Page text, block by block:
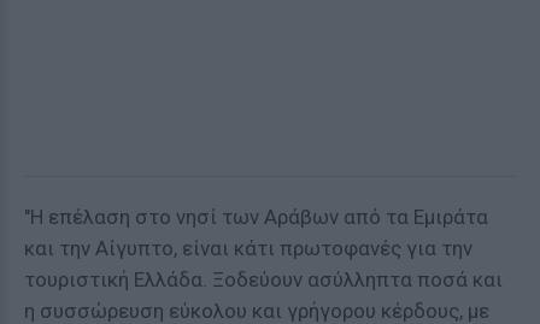
"Η επέλαση στο νησί των Αράβων από τα Εμιράτα
και την Αίγυπτο, είναι κάτι πρωτοφανές για την
τουριστική Ελλάδα. Ξοδεύουν ασύλληπτα ποσά και
η συσσώρευση εύκολου και γρήγορου κέρδους, με